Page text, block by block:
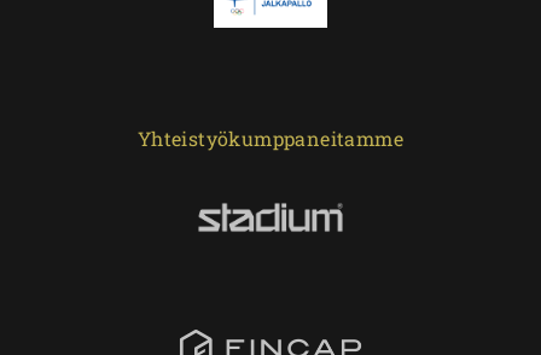
Yhteistyökumppaneitamme